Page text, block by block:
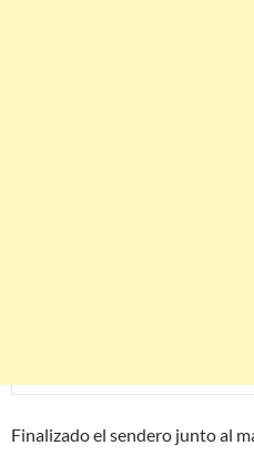
Finalizado el sendero junto al